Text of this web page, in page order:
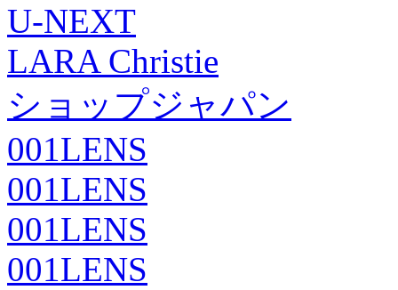
U-NEXT
LARA Christie
ショップジャパン
001LENS
001LENS
001LENS
001LENS